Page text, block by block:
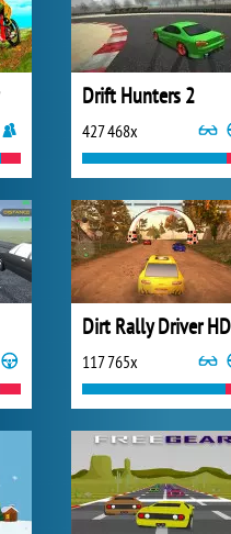
Drift Hunters 2
427 468x
Dirt Rally Driver HD
117 765x